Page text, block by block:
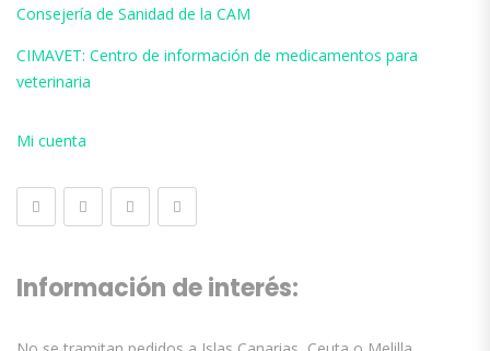
Consejería de Sanidad de la CAM
CIMAVET: Centro de información de medicamentos para
veterinaria
Mi cuenta
Información de interés: